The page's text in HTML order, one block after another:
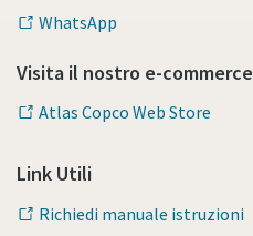
WhatsApp
Visita il nostro e-commerce
Atlas Copco Web Store
Link Utili
Richiedi manuale istruzioni